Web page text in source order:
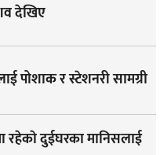
देखिए
पोशाक र स्टेशनरी सामग्री
रहेकाे दुईघरका मानिसलाई